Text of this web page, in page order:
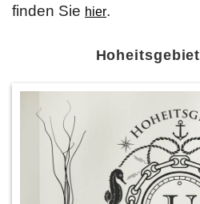
finden Sie hier.